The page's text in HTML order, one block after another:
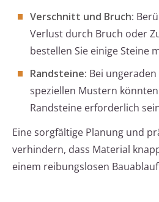
Verschnitt und Bruch:
Verlust durch Bruch oder
bestellen Sie einige Steine
Randsteine: Bei
speziellen Mustern
Randsteine erforderlich
Eine sorgfältige Planung und
verhindern, dass Material
einem reibungslosen